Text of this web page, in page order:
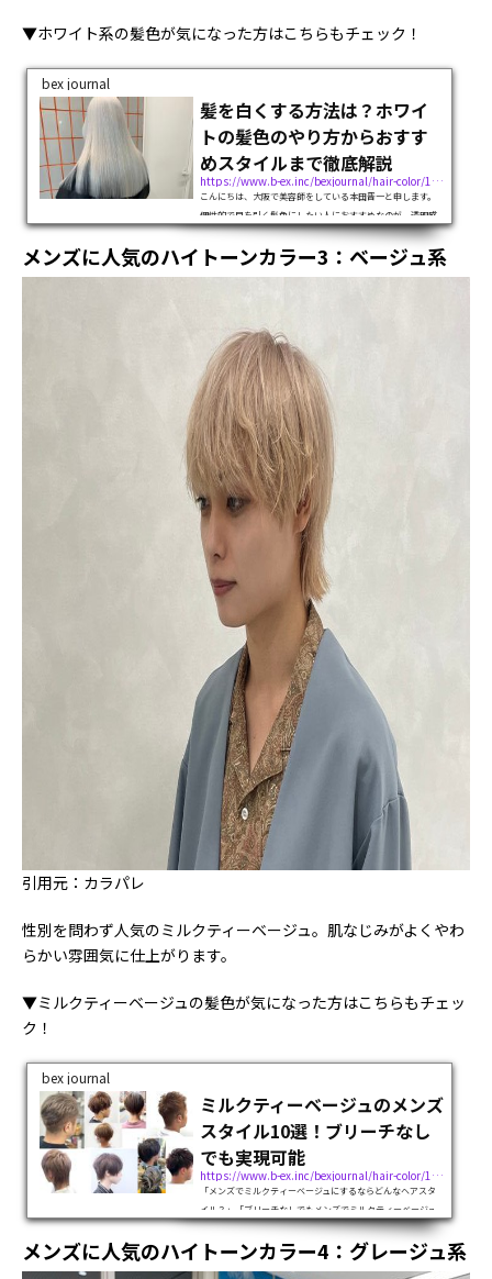
▼ホワイト系の髪色が気になった方はこちらもチェック！
bex journal
髪を白くする方法は？ホワイ
トの髪色のやり方からおすす
めスタイルまで徹底解説
https://www.b-ex.inc/bexjournal/hair-color/12008
こんにちは、大阪で美容師をしている本田晋一と申します。
個性的で目を引く髪色にしたい人におすすめなのが、透明感
抜群のホワイト（白）です。しかしホワイトの髪色は、「髪
を白くするには何回ブリーチすればいいの？」「ダメージや
メンズに人気のハイトーンカラー3：ベージュ系
引用元：カラパレ
性別を問わず人気のミルクティーベージュ。肌なじみがよくやわ
らかい雰囲気に仕上がります。
▼ミルクティーベージュの髪色が気になった方はこちらもチェッ
ク！
bex journal
ミルクティーベージュのメンズ
スタイル10選！ブリーチなし
でも実現可能
https://www.b-ex.inc/bexjournal/hair-color/116123
「メンズでミルクティーベージュにするならどんなヘアスタ
イル？」「ブリーチなしでもメンズでミルクティーベージュ
にできる？」ミルクティーベージュの色味が気になっている
けれど、自分に似合うのか気になっていませんか？結論、ミ
メンズに人気のハイトーンカラー4：グレージュ系